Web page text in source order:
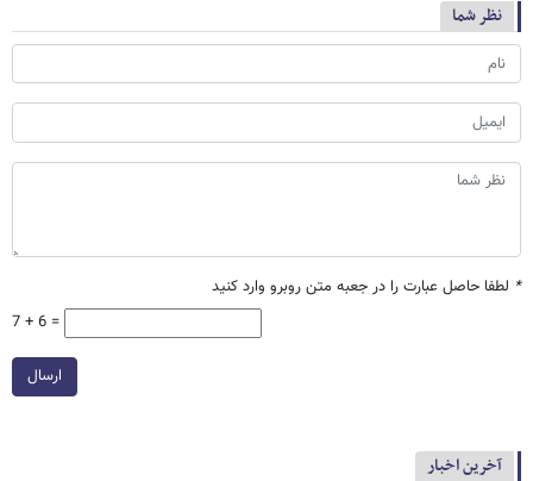
نظر شما
* لطفا حاصل عبارت را در جعبه متن روبرو وارد کنید
7 + 6 =
ارسال
آخرین اخبار